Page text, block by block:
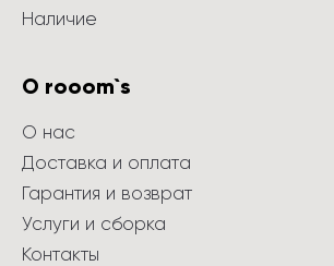
Наличие
О rooom`s
О нас
Доставка и оплата
Гарантия и возврат
Услуги и сборка
Контакты